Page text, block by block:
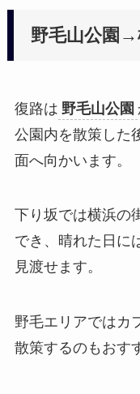
野毛山公園→
復路は 野毛山公園
公園内を散策した
面へ向かいます。
下り坂では横浜の
でき、晴れた日に
見渡せます。
野毛エリアではカ
散策するのもおす